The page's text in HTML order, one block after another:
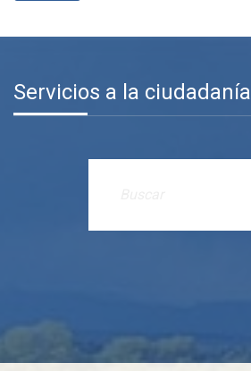
Servicios a la ciudadanía